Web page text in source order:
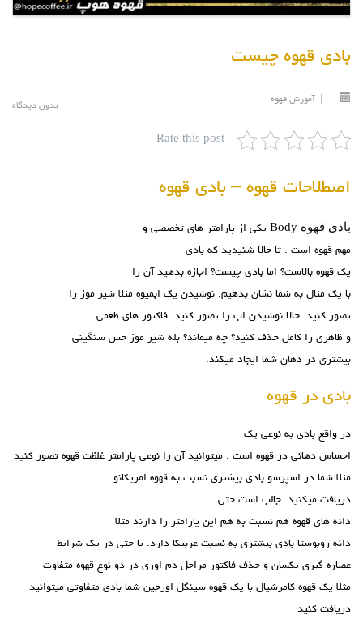
بادی قهوه چیست
آموزش قهوه
بدون دیدگاه
Rate this post
اصطلاحات قهوه – بادی قهوه
بادی قهوه
مهم قهوه است . تا حالا شنیدید که بادی
یک قهوه بالاست؟ اما بادی چیست؟ اجازه بدهید آن را
با یک مثال به شما نشان بدهیم. نوشیدن یک ابمیوه مثلا شیر موز را
تصور کنید. حالا نوشیدن اب را تصور کنید. فاکتور های طعمی
و ظاهری را کامل حذف کنید؟ چه میماند؟ بله شیر موز حس سنگینی
بیشتری در دهان شما ایجاد میکند.
بادی در قهوه
در واقع بادی به نوعی یک
احساس دهانی در قهوه است . میتوانید آن را نوعی پارامتر غلظت قهوه تصور کنید
مثلا شما در اسپرسو بادی بیشتری نسبت به قهوه امریکانو
دریافت میکنید. جالب است حتی
دانه های قهوه هم نسبت به هم این پارامتر را دارند مثلا
دانه روبوستا بادی بیشتری به نسبت عربیکا دارد. یا حتی در یک شرایط
عصاره گیری یکسان و حذف فاکتور مراحل دم اوری در دو نوع قهوه متفاوت
مثلا یک قهوه کامرشیال با یک قهوه سینگل اورجین شما بادی متفاوتی میتوانید
دریافت کنید